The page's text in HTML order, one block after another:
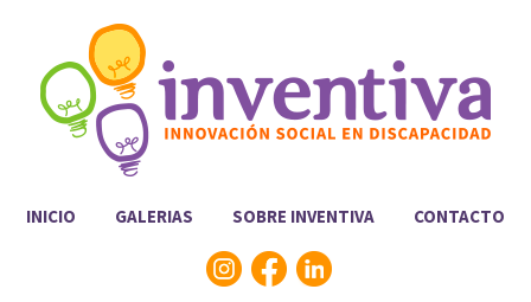
INICIO GALERIAS SOBRE INVENTIVA CONTACTO